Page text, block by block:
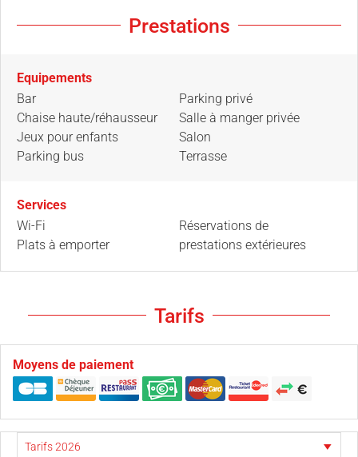
Prestations
Equipements
Bar
Chaise haute/réhausseur
Jeux pour enfants
Parking bus
Parking privé
Salle à manger privée
Salon
Terrasse
Services
Wi-Fi
Plats à emporter
Réservations de
prestations extérieures
Tarifs
Moyens de paiement